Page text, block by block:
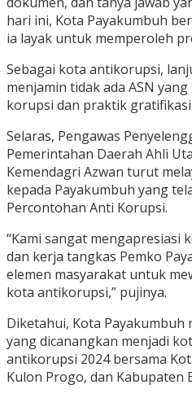
hari ini, Kota Payakumbuh
ia layak untuk memperoleh
Sebagai kota antikorupsi,
menjamin tidak ada ASN
korupsi dan praktik
Selaras, Pengawas
Pemerintahan Daerah Ahli
Kemendagri Azwan turut
kepada Payakumbuh yang
Percontohan Anti Korupsi.
“Kami sangat mengapresiasi
dan kerja tangkas Pemko
elemen masyarakat untuk
kota antikorupsi,” pujinya.
Diketahui, Kota Payakumbuh
yang dicanangkan menjadi
antikorupsi 2024 bersama
Kulon Progo, dan Kabupaten